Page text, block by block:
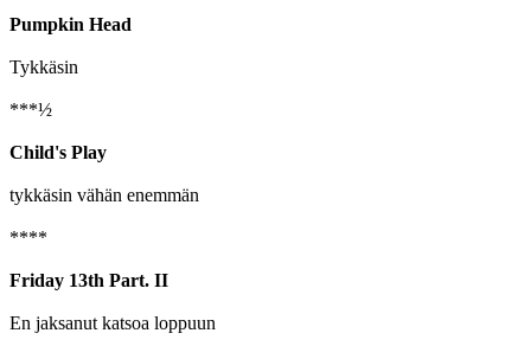
Pumpkin Head
Tykkäsin
***½
Child's Play
tykkäsin vähän enemmän
****
Friday 13th Part. II
En jaksanut katsoa loppuun